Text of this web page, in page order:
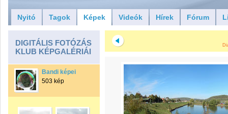
Nyitó Tagok Képek Videók Hírek Fórum
DIGITÁLIS FOTÓZÁS
KLUB KÉPGALÉRIÁI
Bandi képei
503 kép